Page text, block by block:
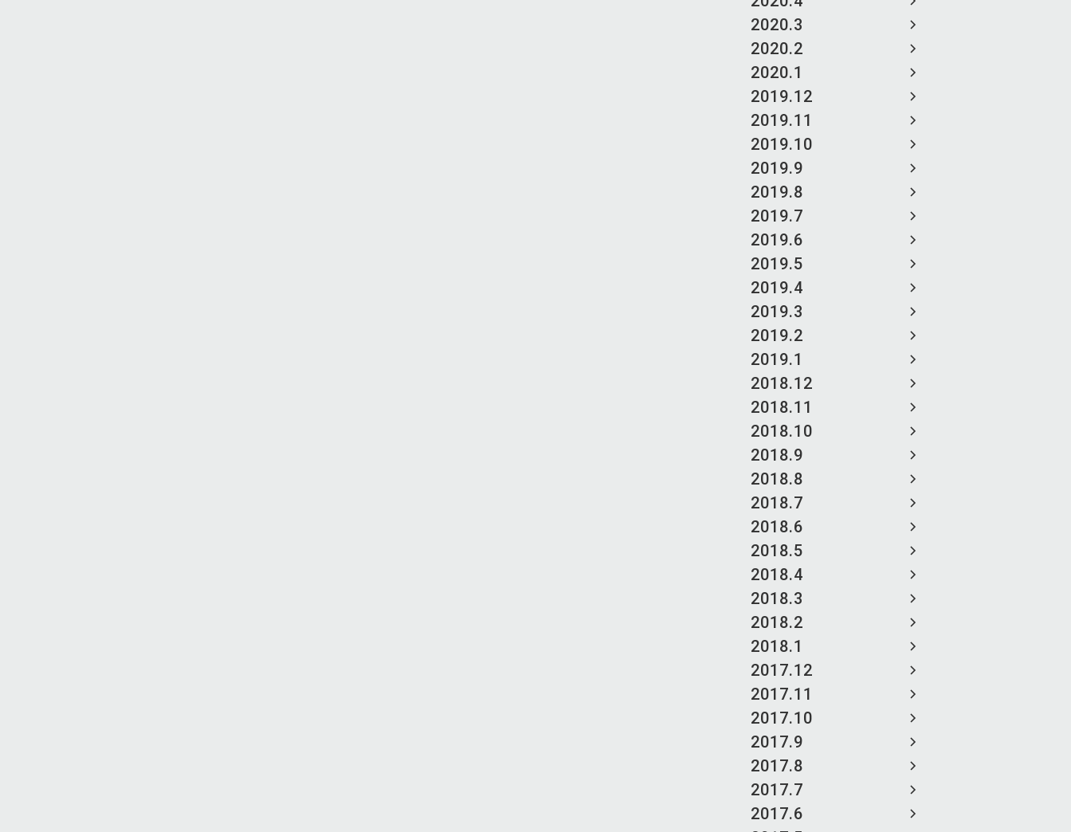
2020.3
2020.2
2020.1
2019.12
2019.11
2019.10
2019.9
2019.8
2019.7
2019.6
2019.5
2019.4
2019.3
2019.2
2019.1
2018.12
2018.11
2018.10
2018.9
2018.8
2018.7
2018.6
2018.5
2018.4
2018.3
2018.2
2018.1
2017.12
2017.11
2017.10
2017.9
2017.8
2017.7
2017.6